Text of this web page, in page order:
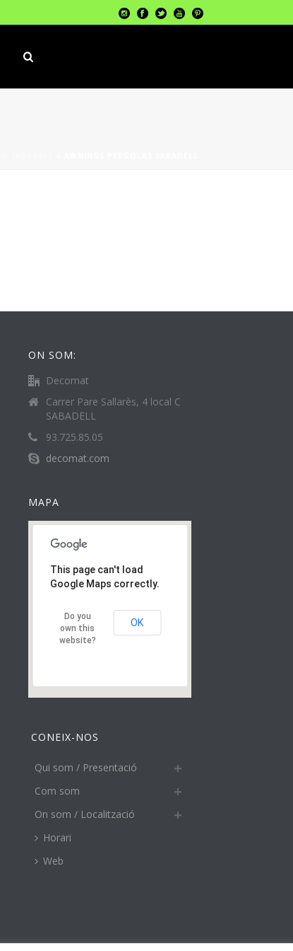
ON SOM:
Decomat
Carrer Pare Sallarès, 4 local C
SABADELL
93.725.85.05
decomat.com
MAPA
This page can't load
Google Maps correctly.
Do you
own this
website?
OK
CONEIX-NOS
Qui som / Presentació
Com som
On som / Localització
Horari
Web